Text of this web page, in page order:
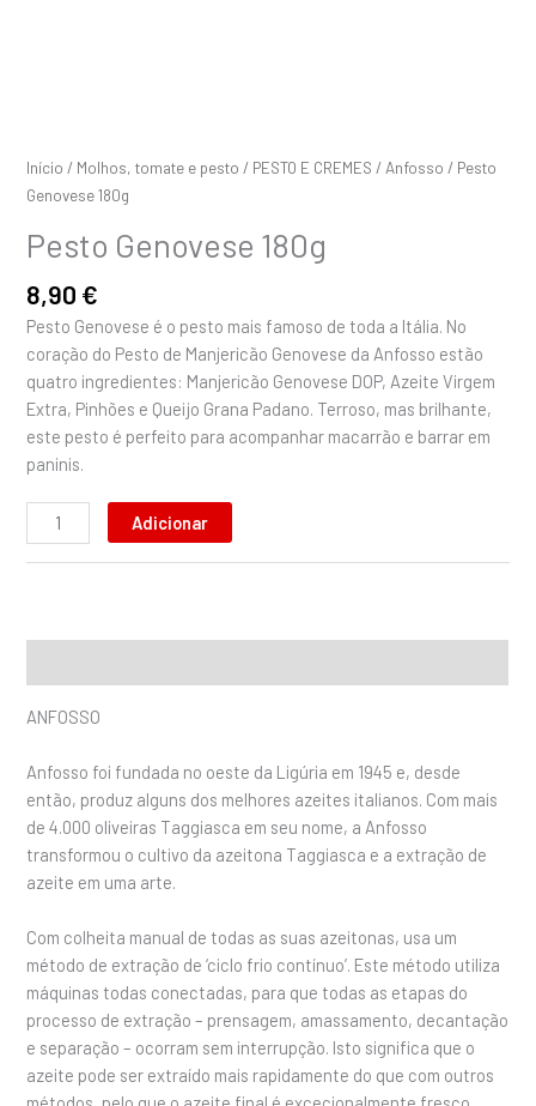
Início / Molhos, tomate e pesto / PESTO E CREMES / Anfosso / Pesto
Genovese 180g
Pesto Genovese 180g
8,90 €
Pesto Genovese é o pesto mais famoso de toda a Itália. No
coração do Pesto de Manjericão Genovese da Anfosso estão
quatro ingredientes: Manjericão Genovese DOP, Azeite Virgem
Extra, Pinhões e Queijo Grana Padano. Terroso, mas brilhante,
este pesto é perfeito para acompanhar macarrão e barrar em
paninis.
Adicionar
ANFOSSO
Anfosso foi fundada no oeste da Ligúria em 1945 e, desde
então, produz alguns dos melhores azeites italianos. Com mais
de 4.000 oliveiras Taggiasca em seu nome, a Anfosso
transformou o cultivo da azeitona Taggiasca e a extração de
azeite em uma arte.
Com colheita manual de todas as suas azeitonas, usa um
método de extração de ‘ciclo frio contínuo’. Este método utiliza
máquinas todas conectadas, para que todas as etapas do
processo de extração – prensagem, amassamento, decantação
e separação – ocorram sem interrupção. Isto significa que o
azeite pode ser extraído mais rapidamente do que com outros